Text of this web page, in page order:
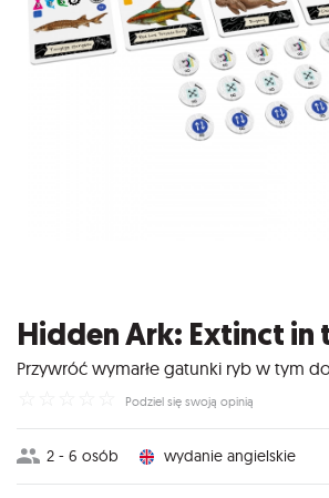
Hidden Ark: Extinct in
Przywróć wymarłe gatunki ryb w tym
Podziel się swoją opinią
2 - 6 osób wydanie angielskie